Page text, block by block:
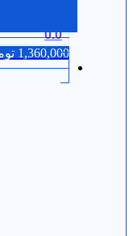
0.0
1,360,000